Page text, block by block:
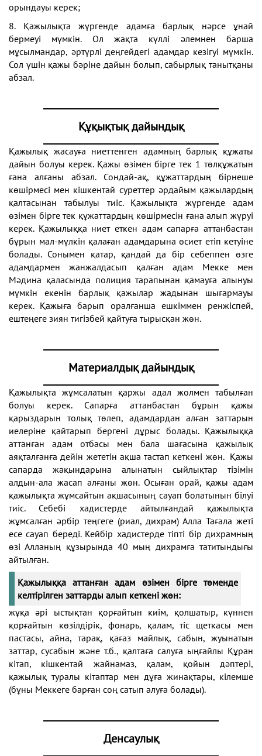
орындауы керек;
8. Қажылықта жүргенде адамға барлық нәрсе ұнай
бермеуі мүмкін. Ол жақта күллі әлемнен барша
мұсылмандар, әртүрлі деңгейдегі адамдар кезігуі мүмкін.
Сол үшін қажы бәріне дайын болып, сабырлық танытқаны
абзал.
Құқықтық дайындық
Қажылық жасауға ниеттенген адамның барлық құжаты
дайын болуы керек. Қажы өзімен бірге тек 1 төлқұжатын
ғана алғаны абзал. Сондай-ақ, құжаттардың бірнеше
көшірмесі мен кішкентай суреттер әрдайым қажылардың
қалтасынан табылуы тиіс. Қажылықта жүргенде адам
өзімен бірге тек құжаттардың көшірмесін ғана алып жүруі
керек. Қажылыққа ниет еткен адам сапарға аттанбастан
бұрын мал-мүлкін қалаған адамдарына өсиет етіп кетуіне
болады. Сонымен қатар, қандай да бір себеппен өзге
адамдармен жанжалдасып қалған адам Мекке мен
Мәдина қаласында полиция тарапынан қамауға алынуы
мүмкін екенін барлық қажылар жадынан шығармауы
керек. Қажыға барып оралғанша ешкіммен ренжіспей,
ештеңеге зиян тигізбей қайтуға тырысқан жөн.
Материалдық дайындық
Қажылықта жұмсалатын қаржы адал жолмен табылған
болуы керек. Сапарға аттанбастан бұрын қажы
қарыздарын толық төлеп, адамдардан алған заттарын
иелеріне қайтарып бергені дұрыс болады. Қажылыққа
аттанған адам отбасы мен бала шағасына қажылық
аяқталғанға дейін жететін ақша тастап кеткені жөн. Қажы
сапарда жақындарына алынатын сыйлықтар тізімін
алдын-ала жасап алғаны жөн. Осыған орай, қажы адам
қажылықта жұмсайтын ақшасының сауап болатынын білуі
тиіс. Себебі хадистерде айтылғандай қажылықта
жұмсалған әрбір теңгеге (риал, дихрам) Алла Тағала жеті
есе сауап береді. Кейбір хадистерде тіпті бір дихрамның
өзі Алланың құзырында 40 мың дихрамға татитындығы
айтылған.
Қажылыққа аттанған адам өзімен бірге төменде
келтірілген заттарды алып кеткені жөн:
жұқа әрі ыстықтан қорғайтын киім, қолшатыр, күннен
қорғайтын көзілдірік, фонарь, қалам, тіс щеткасы мен
пастасы, айна, тарақ, қағаз майлық, сабын, жуынатын
заттар, сусабын және т.б., қалтаға салуға ыңғайлы Құран
кітап, кішкентай жайнамаз, қалам, қойын дәптері,
қажылық туралы кітаптар мен дұға жинақтары, кілемше
(бұны Меккеге барған соң сатып алуға болады).
Денсаулық